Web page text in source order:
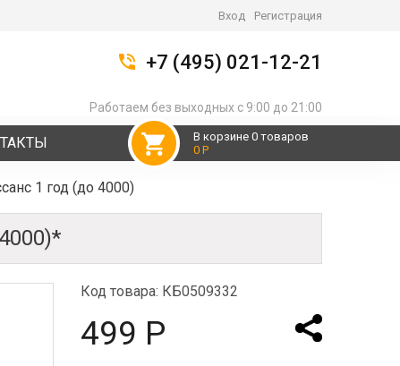
Вход Регистрация
+7 (495) 021-12-21
Работаем без выходных с 9:00 до 21:00
В корзине 0 товаров
0 Р
1 год (до 4000)
Код товара: КБ0509332
499 Р